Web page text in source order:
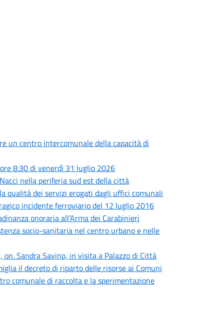
un centro intercomunale della capacità di
8:30 di venerdì 31 luglio 2026
nella periferia sud est della città
qualità dei servizi erogati dagli uffici comunali
incidente ferroviario del 12 luglio 2016
onoraria all’Arma dei Carabinieri
socio-sanitaria nel centro urbano e nelle
Sandra Savino, in visita a Palazzo di Città
il decreto di riparto delle risorse ai Comuni
comunale di raccolta e la sperimentazione